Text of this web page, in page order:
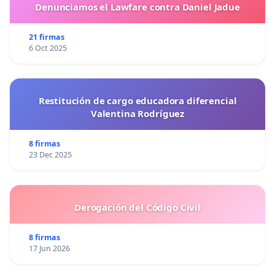
Denunciamos el Lawfare contra Daniel Jadue
21 firmas
6 Oct 2025
Restitución de cargo educadora diferencial
Valentina Rodríguez
8 firmas
23 Dec 2025
Derogación del Código Civil
8 firmas
17 Jun 2026